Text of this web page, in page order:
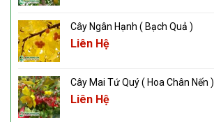
Cây Ngân Hạnh ( Bạch Quả )
Liên Hệ
Cây Mai Tứ Quý ( Hoa Chân Nến )
Liên Hệ